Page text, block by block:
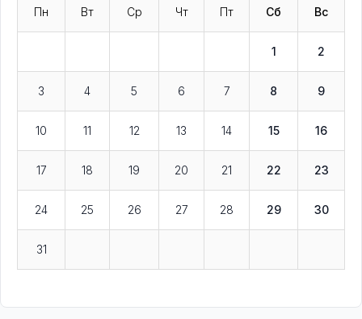
Пн Вт Ср Чт Пт Сб Вс
1 2
3 4 5 6 7 8 9
10 11 12 13 14 15 16
17 18 19 20 21 22 23
24 25 26 27 28 29 30
31